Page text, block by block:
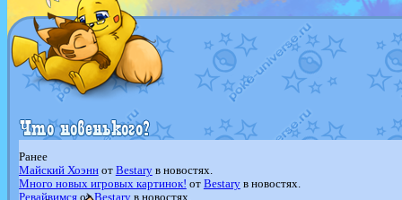
Ранее
Майский Хоэннот Bestaryв новостях.
Много новых игровых картинок! от Bestaryв новостях.
РевайвимсяотBestaryв новостях.